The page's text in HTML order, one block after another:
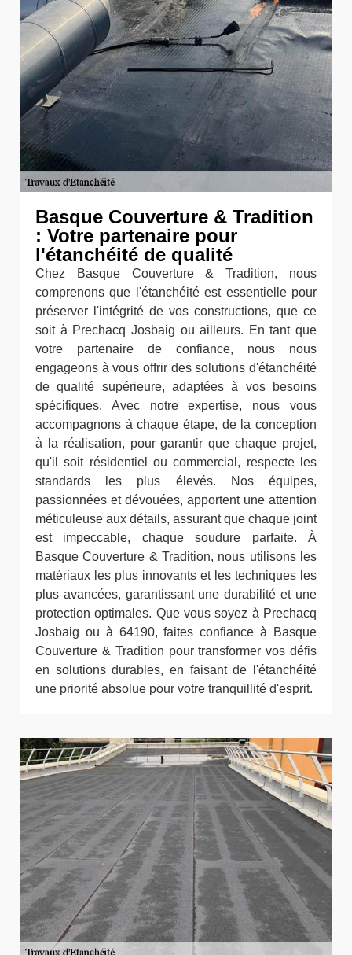
Basque Couverture & Tradition
: Votre partenaire pour
l'étanchéité de qualité
Chez Basque Couverture & Tradition, nous
comprenons que l'étanchéité est essentielle pour
préserver l'intégrité de vos constructions, que ce
soit à Prechacq Josbaig ou ailleurs. En tant que
votre partenaire de confiance, nous nous
engageons à vous offrir des solutions d'étanchéité
de qualité supérieure, adaptées à vos besoins
spécifiques. Avec notre expertise, nous vous
accompagnons à chaque étape, de la conception
à la réalisation, pour garantir que chaque projet,
qu'il soit résidentiel ou commercial, respecte les
standards les plus élevés. Nos équipes,
passionnées et dévouées, apportent une attention
méticuleuse aux détails, assurant que chaque joint
est impeccable, chaque soudure parfaite. À
Basque Couverture & Tradition, nous utilisons les
matériaux les plus innovants et les techniques les
plus avancées, garantissant une durabilité et une
protection optimales. Que vous soyez à Prechacq
Josbaig ou à 64190, faites confiance à Basque
Couverture & Tradition pour transformer vos défis
en solutions durables, en faisant de l'étanchéité
une priorité absolue pour votre tranquillité d'esprit.